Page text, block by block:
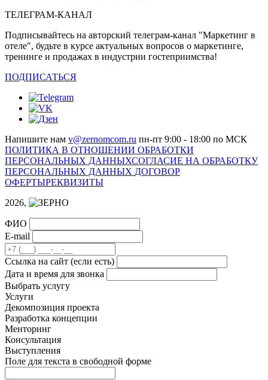
ТЕЛЕГРАМ-КАНАЛ
Подписывайтесь на авторский телеграм-канал "Маркетинг в
отеле", будьте в курсе актуальных вопросов о маркетинге,
тренинге и продажах в индустрии гостеприимства!
ПОДПИСАТЬСЯ
Напишите нам v@zernomcom.ru пн-пт 9:00 - 18:00 по МСК
ПОЛИТИКА В ОТНОШЕНИИ ОБРАБОТКИ
ПЕРСОНАЛЬНЫХ ДАННЫХСОГЛАСИЕ НА ОБРАБОТКУ
ПЕРСОНАЛЬНЫХ ДАННЫХ ДОГОВОР
ОФЕРТЫРЕКВИЗИТЫ
2026,
ФИО
E-mail
Cсылка на сайт (если есть)
Дата и время для звонка
Выбрать услугу
Услуги
Декомпозиция проекта
Разработка концепции
Менторинг
Консультация
Выступления
Поле для текста в свободной форме